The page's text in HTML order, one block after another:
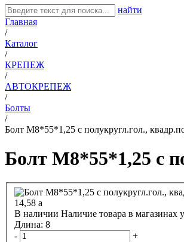
найти
Главная
/
Каталог
/
КРЕПЕЖ
/
АВТОКРЕПЕЖ
/
Болты
/
Болт М8*55*1,25 с полукругл.гол.,
Болт М8*55*1,25 с
14,58 a
В наличии Наличие товара в магазинах
Длина: 8
-
+